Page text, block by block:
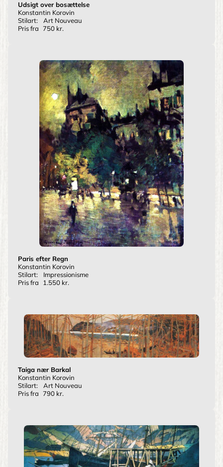
Udsigt over bosættelse
Konstantin Korovin
Stilart:
Art Nouveau
Pris fra 750 kr.
Paris efter Regn
Konstantin Korovin
Stilart:
Impressionisme
Pris fra
1.550 kr.
Taiga nær Barkal
Konstantin Korovin
Stilart:
Art Nouveau
Pris fra 790 kr.